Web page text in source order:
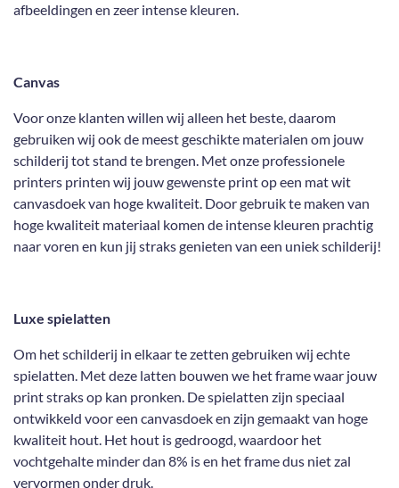
afbeeldingen en zeer intense kleuren.
Canvas
Voor onze klanten willen wij alleen het beste, daarom
gebruiken wij ook de meest geschikte materialen om jouw
schilderij tot stand te brengen. Met onze professionele
printers printen wij jouw gewenste print op een mat wit
canvasdoek van hoge kwaliteit. Door gebruik te maken van
hoge kwaliteit materiaal komen de intense kleuren prachtig
naar voren en kun jij straks genieten van een uniek schilderij!
Luxe spielatten
Om het schilderij in elkaar te zetten gebruiken wij echte
spielatten. Met deze latten bouwen we het frame waar jouw
print straks op kan pronken. De spielatten zijn speciaal
ontwikkeld voor een canvasdoek en zijn gemaakt van hoge
kwaliteit hout. Het hout is gedroogd, waardoor het
vochtgehalte minder dan 8% is en het frame dus niet zal
vervormen onder druk.